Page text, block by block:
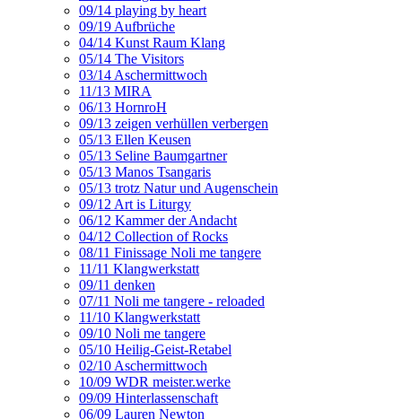
09/14 playing by heart
09/19 Aufbrüche
04/14 Kunst Raum Klang
05/14 The Visitors
03/14 Aschermittwoch
11/13 MIRA
06/13 HornroH
09/13 zeigen verhüllen verbergen
05/13 Ellen Keusen
05/13 Seline Baumgartner
05/13 Manos Tsangaris
05/13 trotz Natur und Augenschein
09/12 Art is Liturgy
06/12 Kammer der Andacht
04/12 Collection of Rocks
08/11 Finissage Noli me tangere
11/11 Klangwerkstatt
09/11 denken
07/11 Noli me tangere - reloaded
11/10 Klangwerkstatt
09/10 Noli me tangere
05/10 Heilig-Geist-Retabel
02/10 Aschermittwoch
10/09 WDR meister.werke
09/09 Hinterlassenschaft
06/09 Lauren Newton